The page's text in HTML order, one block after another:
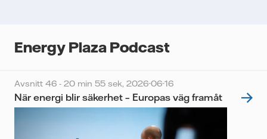
Energy Plaza Podcast
Avsnitt 46 - 20 min 55 sek, 2026-06-16
När energi blir säkerhet – Europas väg framåt